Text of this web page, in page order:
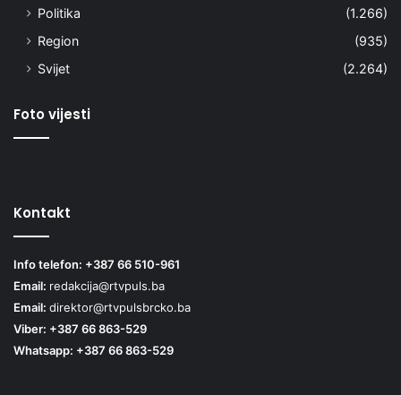
Politika
(1.266)
Region
(935)
Svijet
(2.264)
Foto vijesti
Kontakt
Info telefon: +387 66 510-961
Email: redakcija@rtvpuls.ba
Email: direktor@rtvpulsbrcko.ba
Viber: +387 66 863-529
Whatsapp: +387 66 863-529